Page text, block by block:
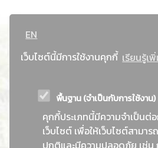
EN
เว็บไซต์นี้มีการใช้งานคุกกี้ เรียนรู้เ
พื้นฐาน (จำเป็นกับการใช้งาน)
คุกกี้ประเภทนี้มีความจำเป็นต่
เว็บไซต์ เพื่อให้เว็บไซต์สามาร
ที่อยู่ : 184 ถนนพระร
กรุงเทพมหานคร
ประเทศไทย